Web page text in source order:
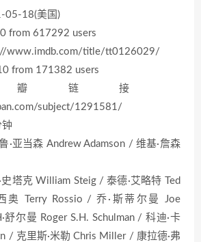
18(美国)
from 617292 users
www.imdb.com/title/tt0126029/
from 171382 users
瓣链接
subject/1291581/
森 Andrew Adamson / 维基·詹森
William Steig / 泰德·艾略特 Ted
奥 Terry Rossio / 乔·斯蒂尔曼 Joe
舒尔曼 Roger S.H. Schulman / 科迪·卡
/ 克里斯·米勒 Chris Miller / 康拉德·弗